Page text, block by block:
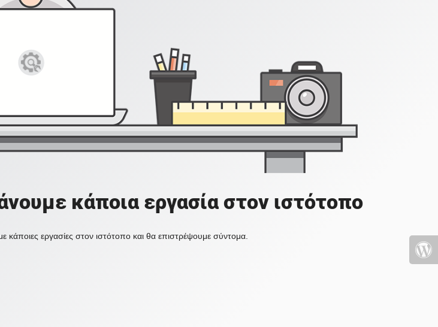
κάποια εργασία στον ιστότοπο
κάποιες εργασίες στον ιστότοπο και θα επιστρέψουμε σύντομα.